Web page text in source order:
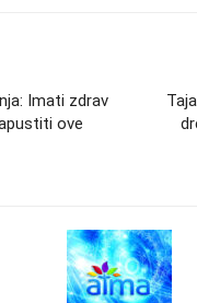
Imati zdrav
ove